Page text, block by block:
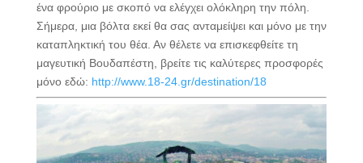
ένα φρούριο με σκοπό να ελέγχει ολόκληρη την πόλη.
Σήμερα, μια βόλτα εκεί θα σας ανταμείψει και μόνο με την
καταπληκτική του θέα. Αν θέλετε να επισκεφθείτε τη
μαγευτική Βουδαπέστη, βρείτε τις καλύτερες προσφορές
μόνο εδώ: http://www.18-24.gr/destination/18